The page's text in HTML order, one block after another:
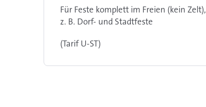
Für Feste komplett im Freien (kein Zelt),
z. B. Dorf- und Stadtfeste
(Tarif U-ST)